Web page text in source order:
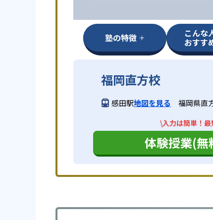
塾の特徴 こんな
おすす
福岡直方校
感田駅地図を見る 福岡県直
\入力は簡単！
体験授業(無